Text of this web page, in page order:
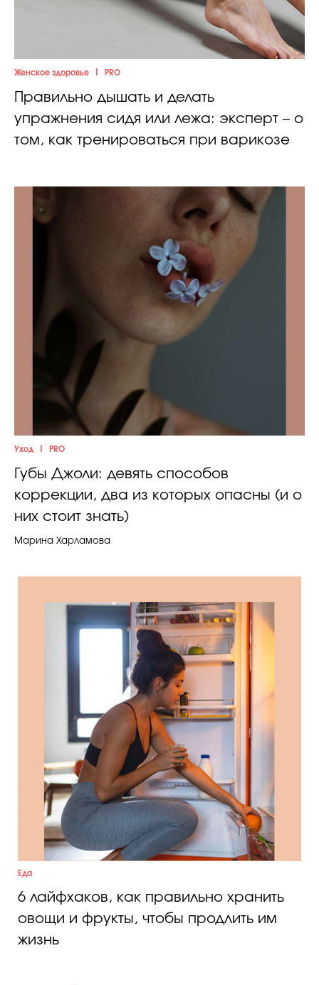
Женское здоровье PRO
Правильно дышать и делать
упражнения сидя или лежа: эксперт – о
том, как тренироваться при варикозе
Уход PRO
Губы Джоли: девять способов
коррекции, два из которых опасны (и о
них стоит знать)
Марина Харламова
Еда
6 лайфхаков, как правильно хранить
овощи и фрукты, чтобы продлить им
жизнь